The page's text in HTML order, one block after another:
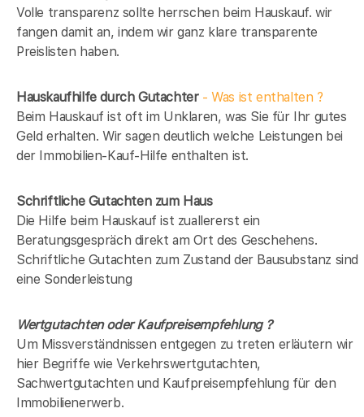
Volle transparenz sollte herrschen beim Hauskauf. wir
fangen damit an, indem wir ganz klare transparente
Preislisten haben.
Hauskaufhilfe durch Gutachter- Was ist enthalten ?
Beim Hauskauf ist oft im Unklaren, was Sie für Ihr gutes
Geld erhalten. Wir sagen deutlich welche Leistungen bei
der Immobilien-Kauf-Hilfe enthalten ist.
Schriftliche Gutachten zum Haus
Die Hilfe beim Hauskauf ist zuallererst ein
Beratungsgespräch direkt am Ort des Geschehens.
Schriftliche Gutachten zum Zustand der Bausubstanz sind
eine Sonderleistung
Wertgutachten oder Kaufpreisempfehlung ?
Um Missverständnissen entgegen zu treten erläutern wir
hier Begriffe wie Verkehrswertgutachten,
Sachwertgutachten und Kaufpreisempfehlung für den
Immobilienerwerb.